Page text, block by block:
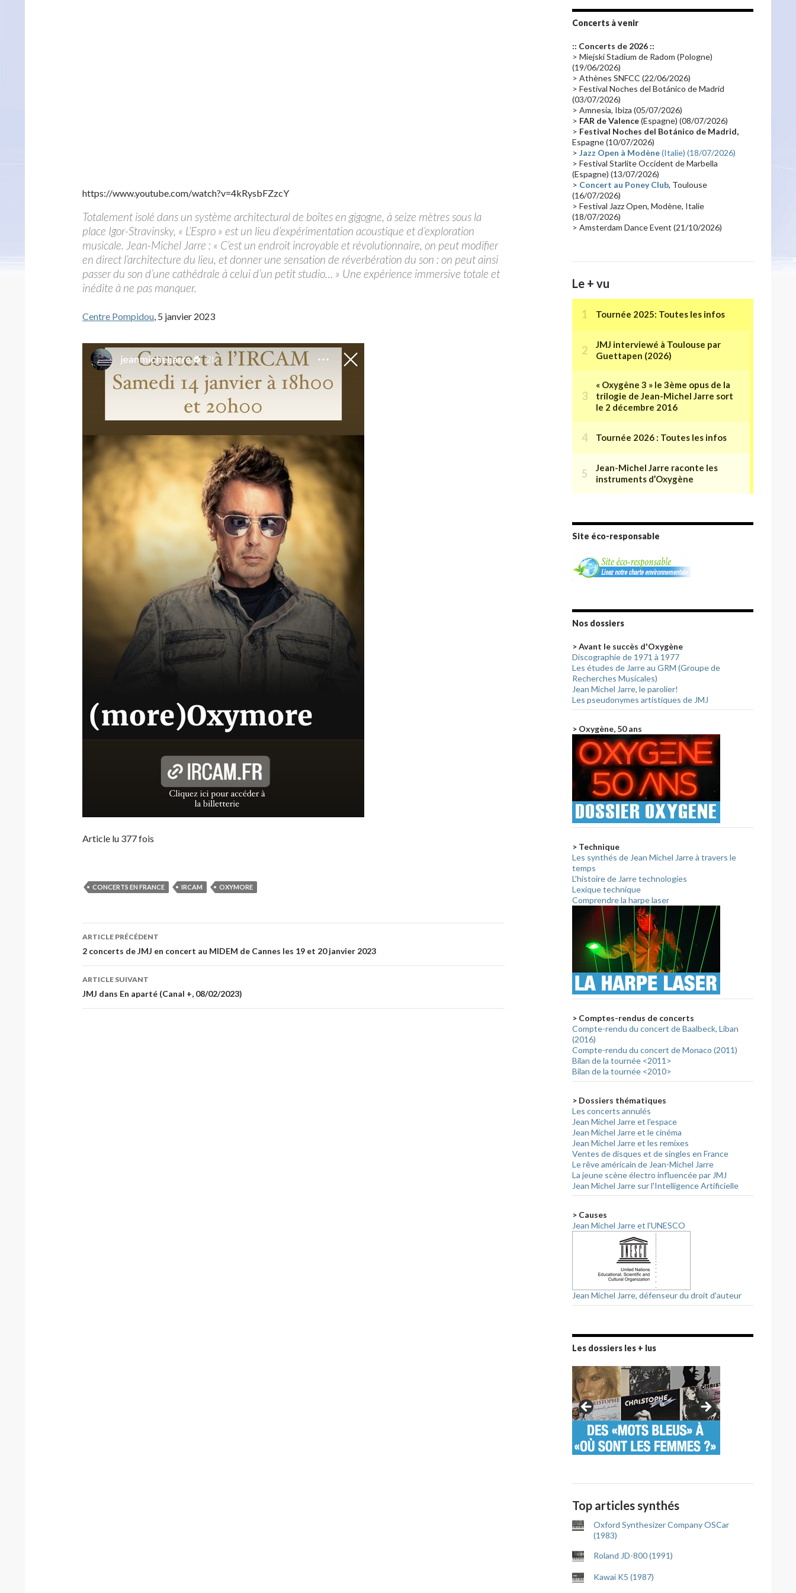
https://www.youtube.com/watch?v=4kRysbFZzcY
Totalement isolé dans un système architectural de boîtes en gigogne, à seize mètres sous la
place Igor-Stravinsky, « L’Espro » est un lieu d’expérimentation acoustique et d’exploration
musicale. Jean-Michel Jarre : « C’est un endroit incroyable et révolutionnaire, on peut modifier
en direct l’architecture du lieu, et donner une sensation de réverbération du son : on peut ainsi
passer du son d’une cathédrale à celui d’un petit studio… » Une expérience immersive totale et
inédite à ne pas manquer.
Centre Pompidou, 5 janvier 2023
Article lu 377 fois
CONCERTS EN FRANCE IRCAM OXYMORE
Navigation
des
articles
ARTICLE PRÉCÉDENT
2 concerts de JMJ en concert au MIDEM de Cannes les 19 et 20 janvier 2023
ARTICLE SUIVANT
JMJ dans En aparté (Canal +, 08/02/2023)
Promo 2019
Emissions 2010 Disques rares
Synthé 70's(20)
Claviériste(19) Groupe de Recherche Musicale
France 2 (18)
Critique(17) Coffret(17) Chronologie(16)
Passages radio(16)
Synthé 80's(16) Les concerts en Chine (16)
Cinéma(16) Houston
Synthé Roland Belgique
Récompense(14) Collaborations 70's(14)
Astronomie(14) France Inter(14)
Concerts à venir
:: Concerts de 2026 ::
> Miejski Stadium de Radom (Pologne)
(19/06/2026)
> Athènes SNFCC (22/06/2026)
> Festival Noches del Botánico de Madrid
(03/07/2026)
> Amnesia, Ibiza (05/07/2026)
> FAR de Valence(Espagne) (08/07/2026)
> Festival Noches del Botánico de Madrid,
Espagne (10/07/2026)
> Jazz Open à Modène(Italie) (18/07/2026)
> Festival Starlite Occident de Marbella
(Espagne) (13/07/2026)
> Concert au Poney Club, Toulouse
(16/07/2026)
> Festival Jazz Open, Modène, Italie
(18/07/2026)
> Amsterdam Dance Event (21/10/2026)
Le + vu
Site éco-responsable
Nos dossiers
> Avant le succès d'Oxygène
Discographie de 1971 à 1977
Les études de Jarre au GRM (Groupe de
Recherches Musicales)
Jean Michel Jarre, le parolier!
Les pseudonymes artistiques de JMJ
> Oxygène, 50 ans
> Technique
Les synthés de Jean Michel Jarre à travers le
temps
L'histoire de Jarre technologies
Lexique technique
Comprendre la harpe laser
> Comptes-rendus de concerts
Compte-rendu du concert de Baalbeck, Liban
(2016)
Compte-rendu du concert de Monaco (2011)
Bilan de la tournée <2011>
Bilan de la tournée <2010>
> Dossiers thématiques
Les concerts annulés
Jean Michel Jarre et l'espace
Jean Michel Jarre et le cinéma
Jean Michel Jarre et les remixes
Ventes de disques et de singles en France
Le rêve américain de Jean-Michel Jarre
La jeune scène électro influencée par JMJ
Jean Michel Jarre sur l'Intelligence Artificielle
> Causes
Jean Michel Jarre et l'UNESCO
Jean Michel Jarre, défenseur du droit d'auteur
Les dossiers les + lus
Top articles synthés
Oxford Synthesizer Company OSCar
(1983)
Roland JD-800 (1991)
Kawai K5 (1987)